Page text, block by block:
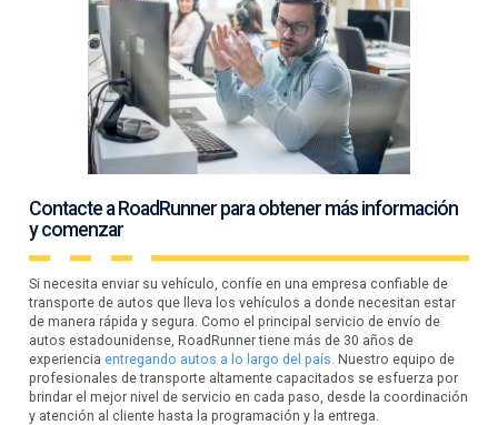
Contacte a RoadRunner para obtener más información
y comenzar
Si necesita enviar su vehículo, confíe en una empresa confiable de
transporte de autos que lleva los vehículos a donde necesitan estar
de manera rápida y segura. Como el principal servicio de envío de
autos estadounidense, RoadRunner tiene más de 30 años de
experienciaentregando autos a lo largo del país. Nuestro equipo de
profesionales de transporte altamente capacitados se esfuerza por
brindar el mejor nivel de servicio en cada paso, desde la coordinación
y atención al cliente hasta la programación y la entrega.